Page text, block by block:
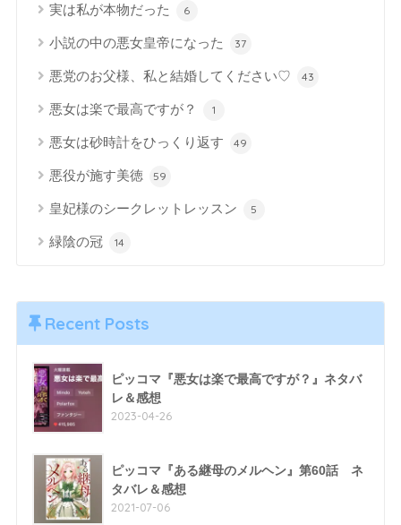
実は私が本物だった 6
小説の中の悪女皇帝になった 37
悪党のお父様、私と結婚してください♡ 43
悪女は楽で最高ですが？ 1
悪女は砂時計をひっくり返す 49
悪役が施す美徳 59
皇妃様のシークレットレッスン 5
緑陰の冠 14
Recent Posts
ピッコマ『悪女は楽で最高ですが？』ネタバ
レ＆感想
2023-04-26
ピッコマ『ある継母のメルヘン』第60話 ネ
タバレ＆感想
2021-07-06